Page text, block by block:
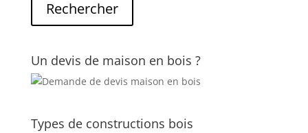
Un devis de maison en bois ?
Types de constructions bois